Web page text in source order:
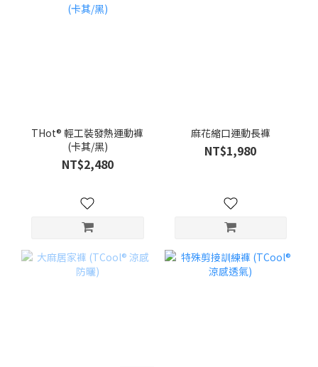
THot® 輕工裝發熱運動褲
(卡其/黑)
NT$2,480
麻花縮口運動長褲
NT$1,980